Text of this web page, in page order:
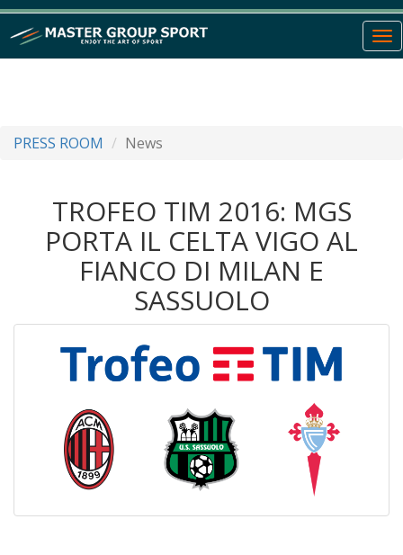
PRESS ROOM News
TROFEO TIM 2016: MGS
PORTA IL CELTA VIGO AL
FIANCO DI MILAN E
SASSUOLO